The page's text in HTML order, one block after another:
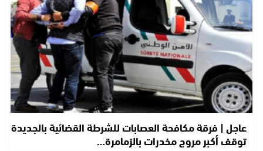
عاجل | فرقة مكافحة العصابات للشرطة القضائية بالجديدة
توقف أكبر مروج مخدرات بالزمامرة…